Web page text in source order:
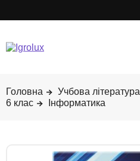
Учбова література
6 клас
Інформатика